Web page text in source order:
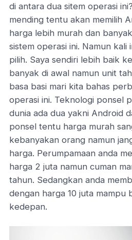
di antara dua sitem operasi
mending tentu akan memilih
harga lebih murah dan
sistem operasi ini. Namun kali
pilih. Saya sendiri lebih baik
banyak di awal namun unit
basa basi mari kita bahas
operasi ini. Teknologi ponsel
dunia ada dua yakni Android
ponsel tentu harga murah
kebanyakan orang namun
harga. Perumpamaan anda
harga 2 juta namun cuman
tahun. Sedangkan anda
dengan harga 10 juta mampu
kedepan.